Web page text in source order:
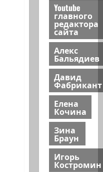
Youtube
главного
редактора
сайта
Алекс
Бальядиев
Давид
Фабрикант
Елена
Кочина
Зина
Браун
Игорь
Костромин